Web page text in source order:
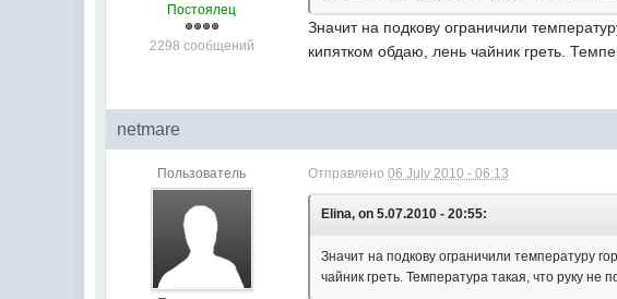
Постоялец
2298 сообщений
Значит на подкову ограничили
кипятком обдаю, лень чайник греть.
netmare
Пользователь Отправлено06 July 2010 - 06:13
Elina, on 5.07.2010 - 20:55:
Значит на подкову ограничили температуру
чайник греть. Температура такая, что руку не